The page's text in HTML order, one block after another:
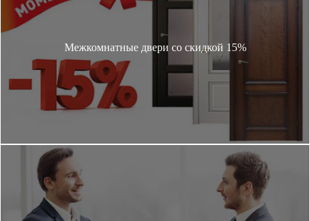
Межкомнатные двери со скидкой 15%